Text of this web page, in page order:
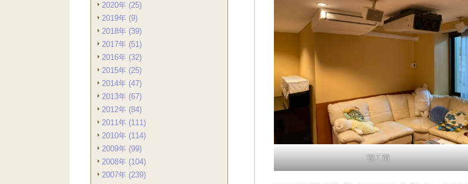
2020年 (25)
2019年 (9)
2018年 (39)
2017年 (51)
2016年 (32)
2015年 (25)
2014年 (47)
2013年 (67)
2012年 (84)
2011年 (111)
2010年 (114)
2009年 (99)
2008年 (104)
2007年 (239)
施工前